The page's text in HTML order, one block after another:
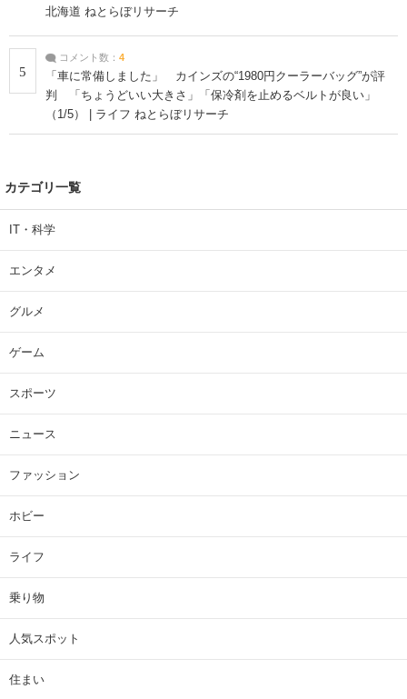
北海道 ねとらぼリサーチ
5
コメント数： 4
「車に常備しました」 カインズの“1980円クーラーバッグ”が評
判 「ちょうどいい大きさ」「保冷剤を止めるベルトが良い」
（1/5） | ライフ ねとらぼリサーチ
カテゴリ一覧
IT・科学
エンタメ
グルメ
ゲーム
スポーツ
ニュース
ファッション
ホビー
ライフ
乗り物
人気スポット
住まい